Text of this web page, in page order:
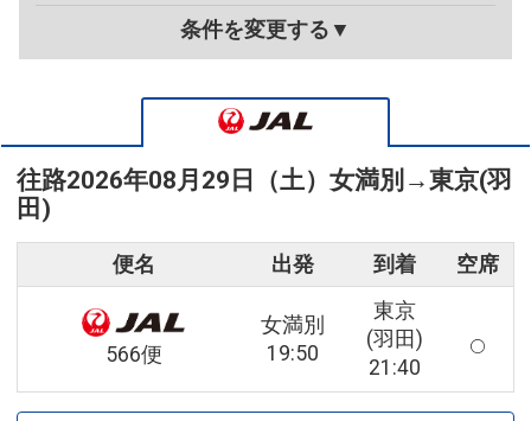
条件を変更する▼
往路2026年08月29日（土） 女満別 →東京(羽
田)
便名 出発 到着 空席
566便
女満別
19:50
東京
(羽田)
21:40